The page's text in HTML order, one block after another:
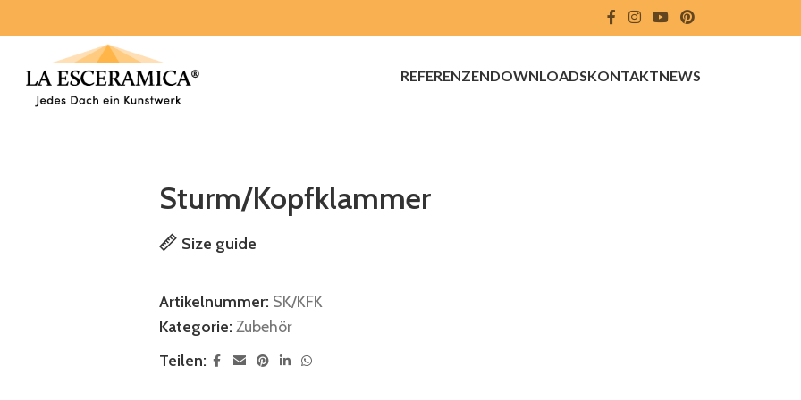
REFERENZENDOWNLOADSKONTAKTNEWS
Sturm/Kopfklammer
Size guide
Artikelnummer: SK/KFK
Kategorie: Zubehör
Teilen: